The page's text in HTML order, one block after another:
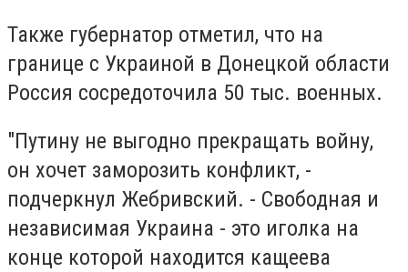
Также губернатор отметил, что на
границе с Украиной в Донецкой области
Россия сосредоточила 50 тыс. военных.
"Путину не выгодно прекращать войну,
он хочет заморозить конфликт, -
подчеркнул Жебривский. - Свободная и
независимая Украина - это иголка на
конце которой находится кащеева